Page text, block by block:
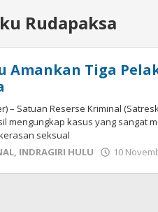
Rudapaksa
Amankan Tiga
– Satuan Reserse Kriminal
mengungkap kasus yang sangat
seksual
, INDRAGIRI HULU 10